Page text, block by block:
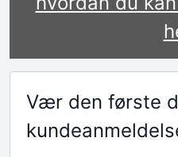
Vær den første